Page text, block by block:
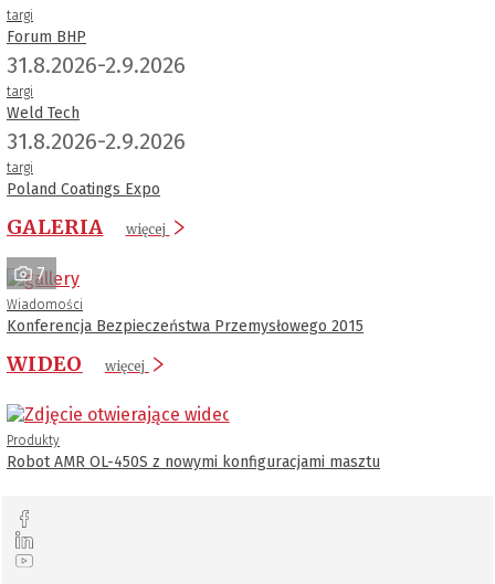
targi
Forum BHP
31.8.2026-2.9.2026
targi
Weld Tech
31.8.2026-2.9.2026
targi
Poland Coatings Expo
GALERIA więcej
7
Wiadomości
Konferencja Bezpieczeństwa Przemysłowego 2015
WIDEO więcej
Produkty
Robot AMR OL-450S z nowymi konfiguracjami masztu